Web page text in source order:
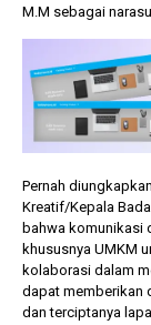
M.M sebagai
Pernah
Kreatif/Kepala
bahwa komunikasi
khususnya UMKM
kolaborasi dalam
dapat memberikan
dan terciptanya